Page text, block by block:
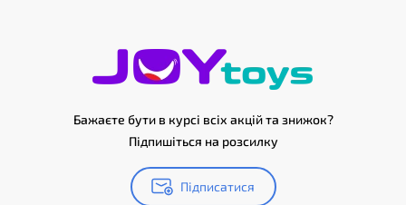
Бажаєте бути в курсі всіх акцій та знижок?
Підпишіться на розсилку
Підписатися